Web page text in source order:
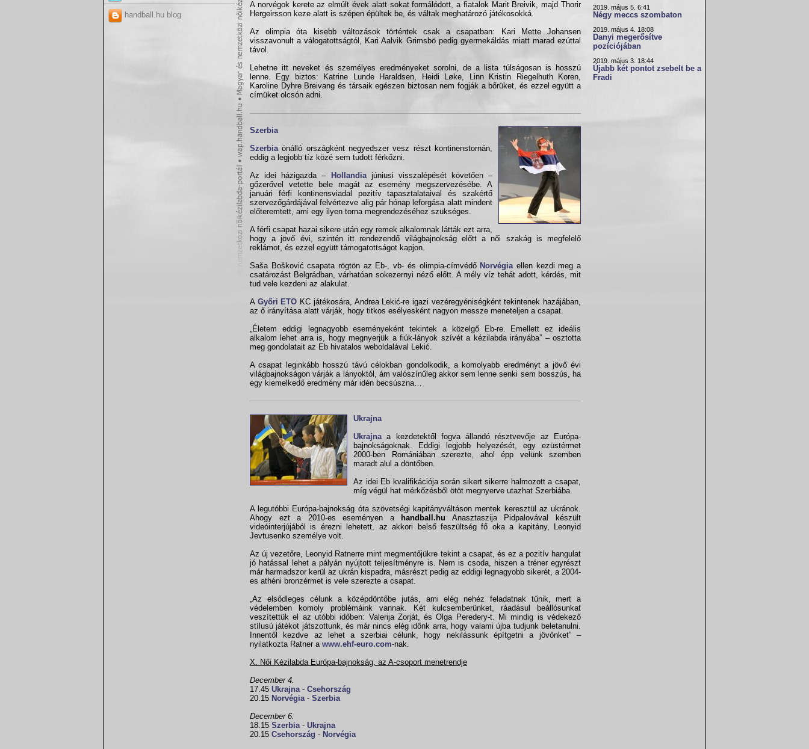
handball.hu blog
A norvégok kerete az elmúlt évek alatt sokat formálódott, a fiatalok Marit Breivik, majd Thorir
Hergeirsson keze alatt is szépen épültek be, és váltak meghatározó játékosokká.
Az olimpia óta kisebb változások történtek csak a csapatban: Kari Mette Johansen
visszavonult a válogatottságtól, Kari Aalvik Grimsbö pedig gyermekáldás miatt marad ezúttal
távol.
Lehetne itt neveket és személyes eredményeket sorolni, de a lista túlságosan is hosszú
lenne. Egy biztos: Katrine Lunde Haraldsen, Heidi Løke, Linn Kristin Riegelhuth Koren,
Karoline Dyhre Breivang és társaik egészen biztosan nem fogják a bőrüket, és ezzel együtt a
címüket olcsón adni.
Szerbia
Szerbiaönálló országként negyedszer vesz részt kontinenstornán,
eddig a legjobb tíz közé sem tudott férkőzni.
Az idei házigazda – Hollandiajúniusi visszalépését követően –
gőzerővel vetette bele magát az esemény megszervezésébe. A
januári férfi kontinensviadal pozitív tapasztalataival és szakértő
szervezőgárdájával felvértezve alig pár hónap leforgása alatt mindent
előteremtett, ami egy ilyen torna megrendezéséhez szükséges.
A férfi csapat hazai sikere után egy remek alkalomnak látták ezt arra,
hogy a jövő évi, szintén itt rendezendő világbajnokság előtt a női szakág is megfelelő
reklámot, és ezzel együtt támogatottságot kapjon.
Saša Bošković csapata rögtön az Eb-, vb- és olimpia-címvédő Norvégiaellen kezdi meg a
csatározást Belgrádban, várhatóan sokezernyi néző előtt. A mély víz tehát adott, kérdés, mit
tud vele kezdeni az alakulat.
A Győri ETO KC játékosára, Andrea Lekić-re igazi vezéregyéniségként tekintenek hazájában,
az ő irányítása alatt várják, hogy titkos esélyesként nagyon messze meneteljen a csapat.
„Életem eddigi legnagyobb eseményeként tekintek a közelgő Eb-re. Emellett ez ideális
alkalom lehet arra is, hogy megnyerjük a fiúk-lányok szívét a kézilabda irányába” – osztotta
meg gondolatait az Eb hivatalos weboldalával Lekić.
A csapat leginkább hosszú távú célokban gondolkodik, a komolyabb eredményt a jövő évi
világbajnokságon várják a lányoktól, ám valószínűleg akkor sem lenne senki sem bosszús, ha
egy kiemelkedő eredmény már idén becsúszna…
Ukrajna
Ukrajna a kezdetektől fogva állandó résztvevője az Európa-
bajnokságoknak. Eddigi legjobb helyezését, egy ezüstérmet
2000-ben Romániában szerezte, ahol épp velünk szemben
maradt alul a döntőben.
Az idei Eb kvalifikációja során sikert sikerre halmozott a csapat,
míg végül hat mérkőzésből ötöt megnyerve utazhat Szerbiába.
A legutóbbi Európa-bajnokság óta szövetségi kapitányváltáson mentek keresztül az ukránok.
Ahogy ezt a 2010-es eseményen a
handball.hu Anasztaszija Pidpalovával készült
videóinterjújából is érezni lehetett, az akkori belső feszültség fő oka a kapitány, Leonyid
Jevtusenko személye volt.
Az új vezetőre, Leonyid Ratnerre mint megmentőjükre tekint a csapat, és ez a pozitív hangulat
jó hatással lehet a pályán nyújtott teljesítményre is. Nem is csoda, hiszen a tréner egyrészt
már harmadszor kerül az ukrán kispadra, másrészt pedig az eddigi legnagyobb sikerét, a 2004-
es athéni bronzérmet is vele szerezte a csapat.
„Az elsődleges célunk a középdöntőbe jutás, ami elég nehéz feladatnak tűnik, mert a
védelemben komoly problémáink vannak. Két kulcsemberünket, ráadásul beállósunkat
veszítettük el az utóbbi időben: Valerija Zorját, és Olga Peredery-t. Mi mindig is védekező
stílusú játékot játszottunk, és már nincs elég időnk arra, hogy valami újba tudjunk beletanulni.
Innentől kezdve az lehet a szerbiai célunk, hogy nekilássunk építgetni a jövőnket” –
nyilatkozta Ratner a www.ehf-euro.com-nak.
X. Női Kézilabda Európa-bajnokság, az A-csoport menetrendje
December 4.
17.45 Ukrajna - Csehország
20.15 Norvégia - Szerbia
December 6.
18.15 Szerbia - Ukrajna
20.15 Csehország - Norvégia
2019. május 5. 6:41
Négy meccs szombaton
2019. május 4. 18:08
Danyi megerősítve
pozíciójában
2019. május 3. 18:44
Újabb két pontot zsebelt be a
Fradi